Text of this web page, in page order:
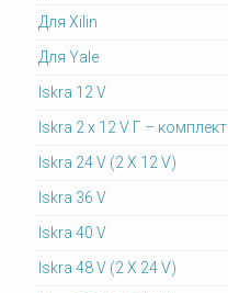
Для Xilin
Для Yale
Iskra 12 V
Iskra 2 x 12 V Г – комплект
Iskra 24 V (2 X 12 V)
Iskra 36 V
Iskra 40 V
Iskra 48 V (2 X 24 V)